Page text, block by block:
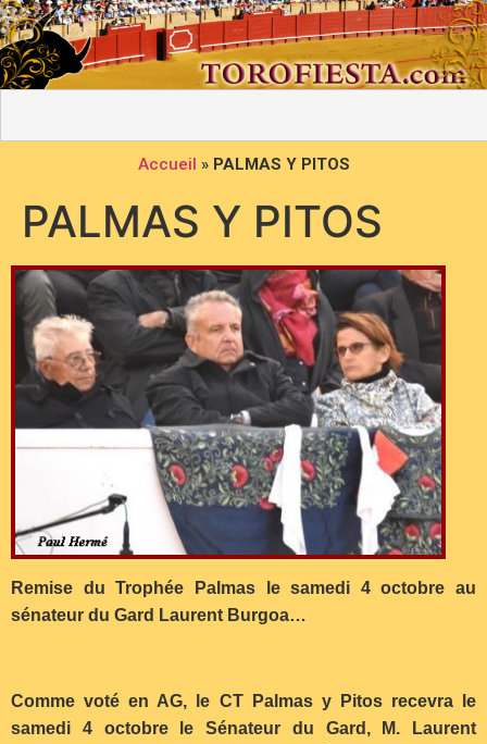
Accueil » PALMAS Y PITOS
PALMAS Y PITOS
Remise du Trophée Palmas le samedi 4 octobre au
sénateur du Gard Laurent Burgoa…
Comme voté en AG, le CT Palmas y Pitos recevra le
samedi 4 octobre le Sénateur du Gard, M. Laurent